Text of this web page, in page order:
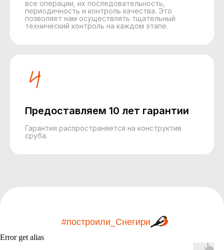
все операции, их последовательность,
периодичность и контроль качества. Это
позволяет нам осуществлять тщательный
технический контроль на каждом этапе.
Предоставляем 10 лет гарантии
Гарантия распространяется на конструктив
сруба.
#построили_Снегири
Error get alias